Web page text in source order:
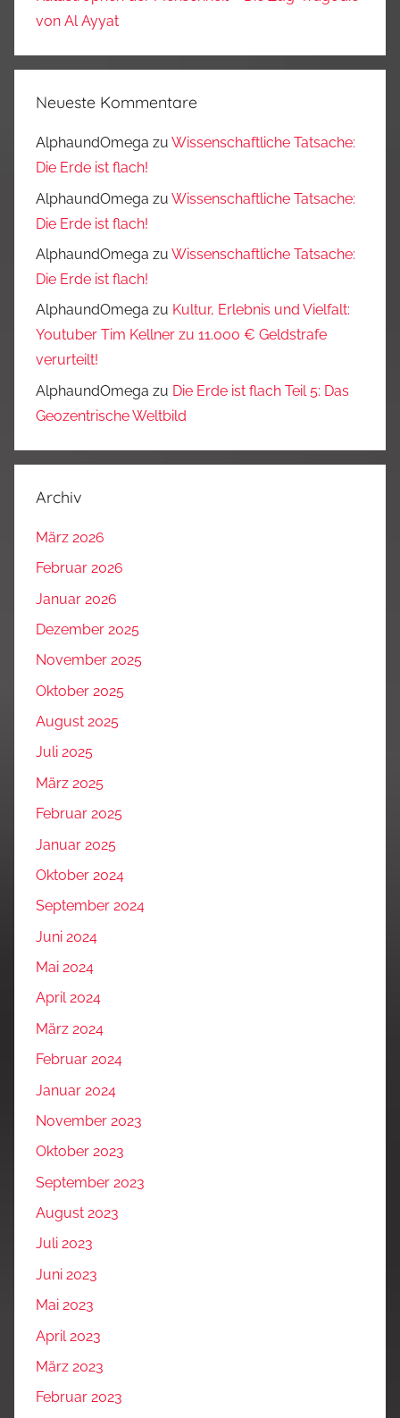
von Al Ayyat
Neueste Kommentare
AlphaundOmega zu Wissenschaftliche Tatsache:
Die Erde ist flach!
AlphaundOmega zu Wissenschaftliche Tatsache:
Die Erde ist flach!
AlphaundOmega zu Wissenschaftliche Tatsache:
Die Erde ist flach!
AlphaundOmega zu Kultur, Erlebnis und Vielfalt:
Youtuber Tim Kellner zu 11.000 € Geldstrafe
verurteilt!
AlphaundOmega zu Die Erde ist flach Teil 5: Das
Geozentrische Weltbild
Archiv
März 2026
Februar 2026
Januar 2026
Dezember 2025
November 2025
Oktober 2025
August 2025
Juli 2025
März 2025
Februar 2025
Januar 2025
Oktober 2024
September 2024
Juni 2024
Mai 2024
April 2024
März 2024
Februar 2024
Januar 2024
November 2023
Oktober 2023
September 2023
August 2023
Juli 2023
Juni 2023
Mai 2023
April 2023
März 2023
Februar 2023